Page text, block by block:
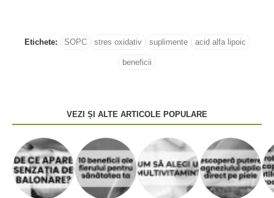
Etichete: SOPC stres oxidativ suplimente acid alfa lipoic
beneficii
VEZI ȘI ALTE ARTICOLE POPULARE